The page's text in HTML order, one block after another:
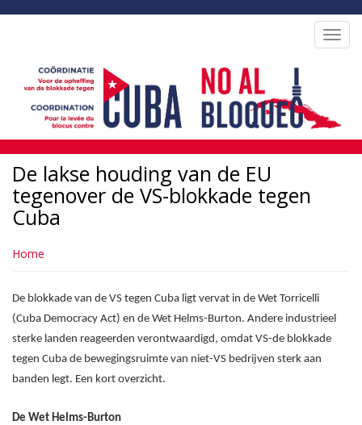
inhoud
De lakse houding van de EU
tegenover de VS-blokkade tegen
Cuba
Home
De blokkade van de VS tegen Cuba ligt vervat in de Wet Torricelli
(Cuba Democracy Act) en de Wet Helms-Burton. Andere industrieel
sterke landen reageerden verontwaardigd, omdat VS-de blokkade
tegen Cuba de bewegingsruimte van niet-VS bedrijven sterk aan
banden legt. Een kort overzicht.
De Wet Helms-Burton